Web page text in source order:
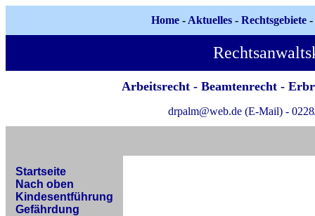
Home - Aktuelles - Rechtsgebiete -
Arbeitsrecht - Beamtenrecht -
drpalm@web.de (E-Mail) -
Startseite
Nach oben
Kindesentführung
Gefährdung